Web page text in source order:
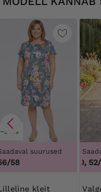
−30%
suurused
58
Lilleline kleit
48/50,